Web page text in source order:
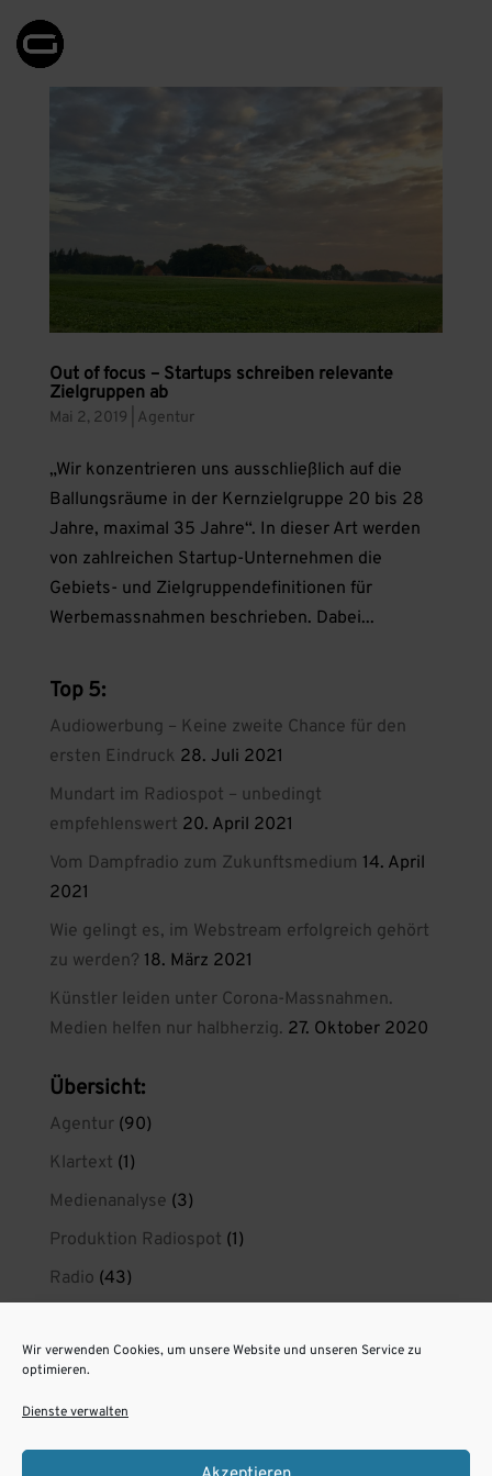
Wir verwenden Cookies, um unsere Website und unseren Service zu
optimieren.
Dienste verwalten
Out of focus – Startups schreiben relevante
Zielgruppen ab
Mai 2, 2019 Agentur
„Wir konzentrieren uns ausschließlich auf die
Ballungsräume in der Kernzielgruppe 20 bis 28
Jahre, maximal 35 Jahre“. In dieser Art werden
von zahlreichen Startup-Unternehmen die
Gebiets- und Zielgruppendefinitionen für
Werbemassnahmen beschrieben. Dabei...
Top 5:
Audiowerbung – Keine zweite Chance für den
ersten Eindruck 28. Juli 2021
Mundart im Radiospot – unbedingt
empfehlenswert 20. April 2021
Vom Dampfradio zum Zukunftsmedium 14. April
2021
Wie gelingt es, im Webstream erfolgreich gehört
zu werden? 18. März 2021
Künstler leiden unter Corona-Massnahmen.
Medien helfen nur halbherzig. 27. Oktober 2020
Übersicht:
Agentur(90)
Klartext (1)
Medienanalyse (3)
Produktion Radiospot (1)
Radio (43)
radiokreaktiv privat(1)